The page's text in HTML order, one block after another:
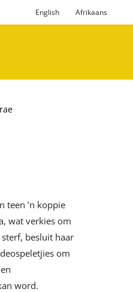
English Afrikaans
teen ’n koppie
wat verkies om
sterf, besluit haar
om
word.